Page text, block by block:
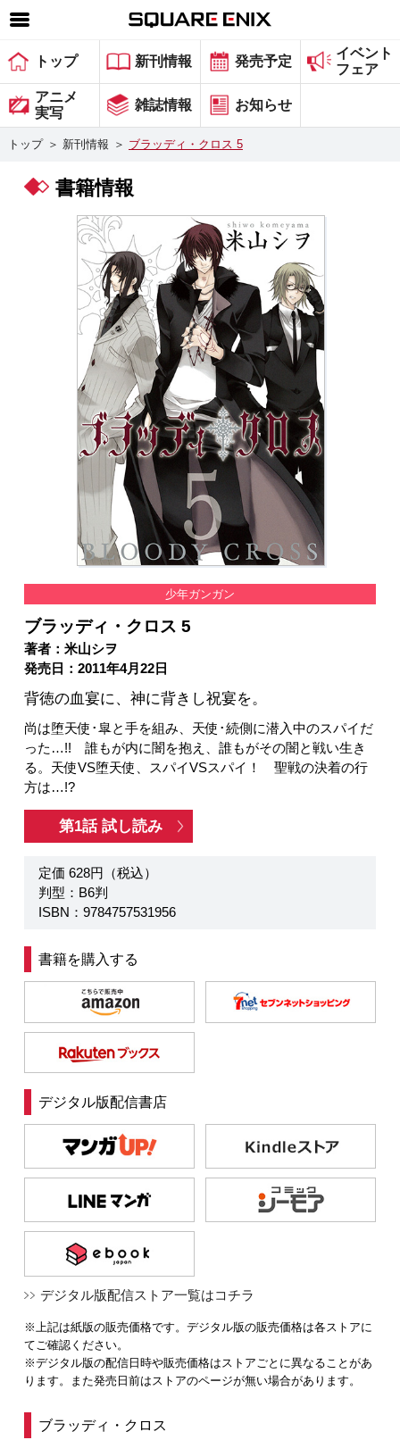
SQUARE ENIX 公式サイトメニュー
ゲーム
マガジン＆ブックス
グッズ
会社情報 採用情報
スクウェア・エニックス サイト内検索
トップ 新刊情報 発売予定
イベント
フェア
アニメ
実写
雑誌情報 お知らせ
トップ ＞ 新刊情報 ＞ ブラッディ・クロス 5
書籍情報
少年ガンガン
ブラッディ・クロス 5
著者：米山シヲ
発売日：2011年4月22日
背徳の血宴に、神に背きし祝宴を。
尚は堕天使･皐と手を組み、天使･続側に潜入中のスパイだ
った…!! 誰もが内に闇を抱え、誰もがその闇と戦い生き
る。天使VS堕天使、スパイVSスパイ！ 聖戦の決着の行
方は…!?
第1話 試し読み
定価 628円（税込）
判型：B6判
ISBN：9784757531956
書籍を購入する
デジタル版配信書店
デジタル版配信ストア一覧はコチラ
※上記は紙版の販売価格です。デジタル版の販売価格は各ストアに
てご確認ください。
※デジタル版の配信日時や販売価格はストアごとに異なることがあ
ります。また発売日前はストアのページが無い場合があります。
ブラッディ・クロス